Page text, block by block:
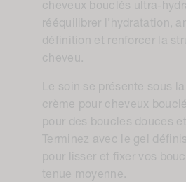
cheveux bouclés ultra-
rééquilibrer l’hydratation,
définition et renforcer la
cheveu.
Le soin se présente sous la
crème pour cheveux
pour des boucles douces
Terminez avec le gel
pour lisser et fixer vos
tenue moyenne.